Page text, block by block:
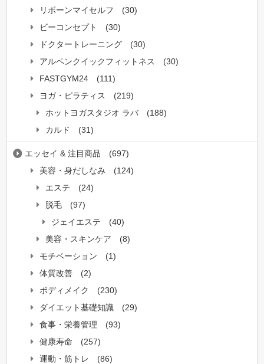
リボーンマイセルフ
(30)
ビーコンセプト
(30)
ドクタートレーニング
(30)
アルペンクイックフィットネス
(30)
FASTGYM24
(111)
ヨガ・ピラティス
(219)
ホットヨガスタジオ ラバ
(188)
カルド
(31)
エッセイ & 注目商品
(697)
美容・身だしなみ
(124)
エステ
(24)
脱毛
(97)
ジェイエステ
(40)
美容・スキンケア
(8)
モチベーション
(1)
体質改善
(2)
ボディメイク
(230)
ダイエット基礎知識
(29)
食事・栄養管理
(93)
健康寿命
(257)
運動・筋トレ
(86)